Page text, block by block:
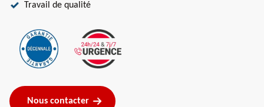
Travail de qualité
Nous contacter